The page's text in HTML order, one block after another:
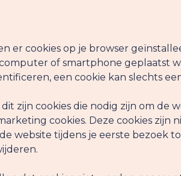
er cookies op je browser
of smartphone geplaatst
een cookie kan slechts
zijn cookies die nodig zijn om
cookies. Deze cookies
website tijdens je eerste